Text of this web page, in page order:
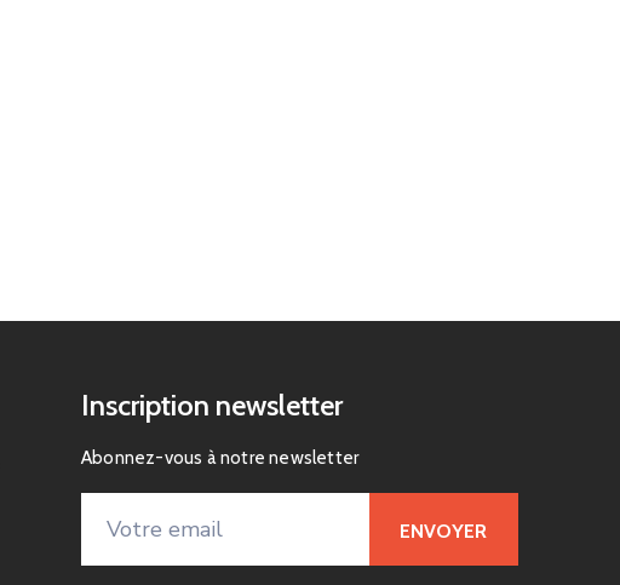
Inscription newsletter
Abonnez-vous à notre newsletter